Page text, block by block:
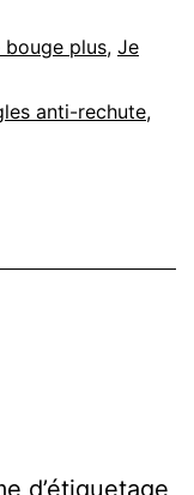
bouge plus, Je
anti-rechute,
d’étiquetage